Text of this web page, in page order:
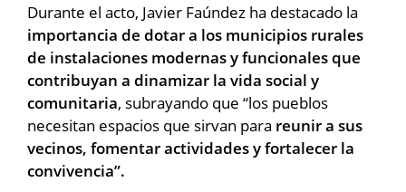
Durante el acto, Javier Faúndez ha destacado la
importancia de dotar a los municipios rurales
de instalaciones modernas y funcionales que
contribuyan a dinamizar la vida social y
comunitaria, subrayando que “los pueblos
necesitan espacios que sirvan para reunir a sus
vecinos, fomentar actividades y fortalecer la
convivencia”.